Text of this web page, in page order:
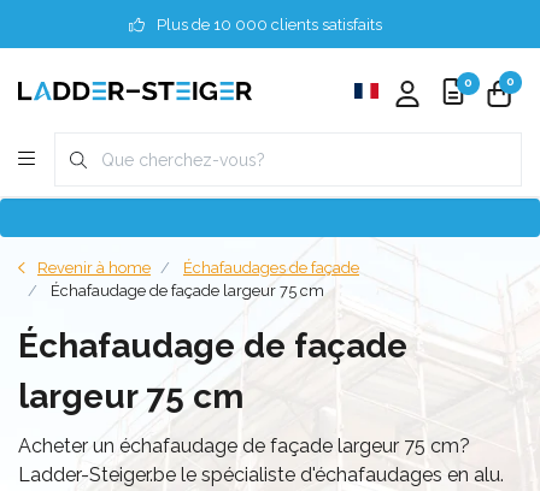
Plus de 10 000 clients satisfaits
0 0
Revenir à home
Échafaudages de façade
Échafaudage de façade largeur 75 cm
Échafaudage de façade
largeur 75 cm
Acheter un échafaudage de façade largeur 75 cm?
Ladder-Steiger.be le spécialiste d'échafaudages en alu.